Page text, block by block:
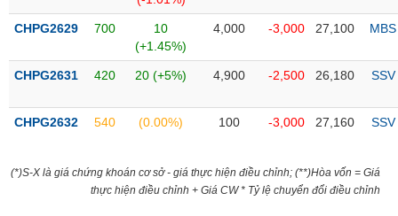
CHPG2629 700
10
(+1.45%)
4,000 -3,000 27,100 MBS
CHPG2631 420 20 (+5%) 4,900 -2,500 26,180 SSV
CHPG2632 540 (0.00%) 100 -3,000 27,160 SSV
(*)S-X là giá chứng khoán cơ sở - giá thực hiện điều chỉnh; (**)Hòa vốn = Giá
thực hiện điều chỉnh + Giá CW * Tỷ lệ chuyển đổi điều chỉnh
SỨC
TÀI